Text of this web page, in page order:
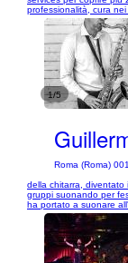
professionalità, cura nei
1/5
Roma (Roma)
della chitarra, diventato
gruppi suonando per
ha portato a suonare